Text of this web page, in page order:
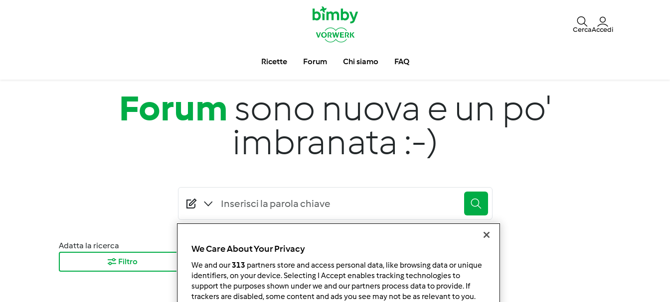
CercaAccedi
Ricette Forum Chi siamo FAQ
Forum sono nuova e un po'
imbranata :-)
Adatta la ricerca
Filtro
Ordina per:
I risultati più recenti
10
We Care About Your Privacy
We and our313 partners store and access personal data, like browsing data or unique
identifiers, on your device. Selecting I Accept enables tracking technologies to
support the purposes shown under we and our partners process data to provide. If
trackers are disabled, some content and ads you see may not be as relevant to you.